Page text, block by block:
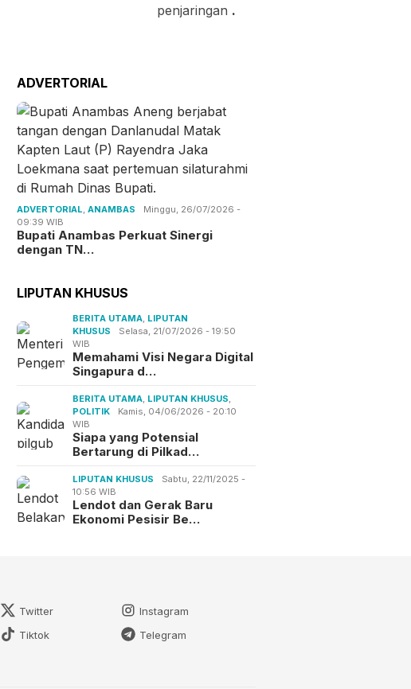
penjaringan .
ADVERTORIAL
ADVERTORIAL,ANAMBAS
Minggu, 26/07/2026 -
09:39 WIB
Bupati Anambas Perkuat Sinergi
dengan TN…
LIPUTAN KHUSUS
BERITA UTAMA, LIPUTAN
KHUSUS
Selasa, 21/07/2026 - 19:50
WIB
Memahami Visi Negara Digital
Singapura d…
BERITA UTAMA, LIPUTAN KHUSUS,
POLITIK
Kamis, 04/06/2026 - 20:10
WIB
Siapa yang Potensial
Bertarung di Pilkad…
LIPUTAN KHUSUS
Sabtu, 22/11/2025 -
10:56 WIB
Lendot dan Gerak Baru
Ekonomi Pesisir Be…
Twitter
Instagram
Tiktok Telegram